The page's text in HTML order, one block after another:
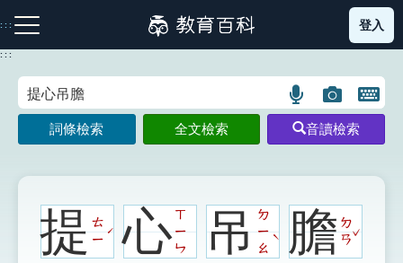
到
主
:::
注音索引圖示 筆畫索引圖示 部首索引表圖示
登入
:::
語
言
搜
示
圖
片
搜
示
開
鍵
圖
詞條檢索 全文檢索 音讀檢索
提ㄊ
ㄧ
ˊ 心ㄒ
ㄧ
ㄣ
吊ㄉ
ㄧ
ㄠ
ˋ 膽ㄉ
ㄢ
ˇ